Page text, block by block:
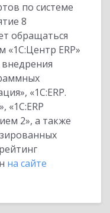
по системе
8
обращаться
«1С:Центр ERP»
«1С:ERP.
«1С:ERP
2», а также
на сайте